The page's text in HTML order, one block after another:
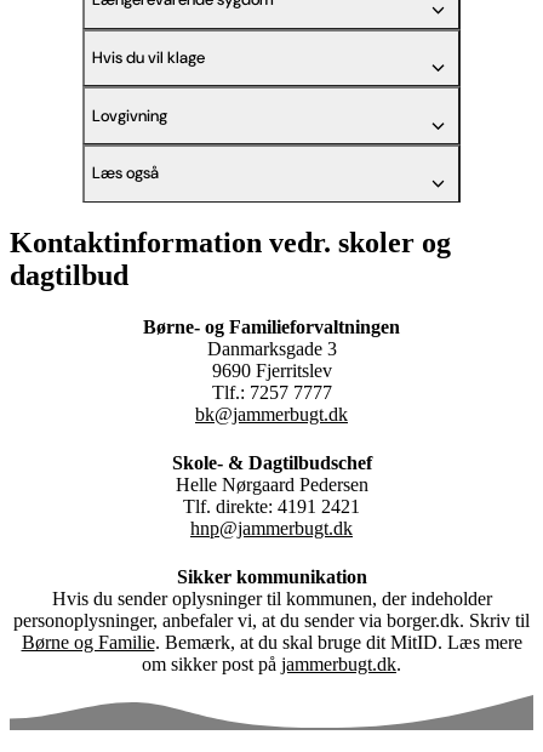
Hvis du vil klage
Lovgivning
Læs også
Kontaktinformation vedr. skoler og
dagtilbud
Børne- og Familieforvaltningen
Danmarksgade 3
9690 Fjerritslev
Tlf.: 7257 7777
bk@jammerbugt.dk
Skole- & Dagtilbudschef
Helle Nørgaard Pedersen
Tlf. direkte: 4191 2421
hnp@jammerbugt.dk
Sikker kommunikation
Hvis du sender oplysninger til kommunen, der indeholder
personoplysninger, anbefaler vi, at du sender via borger.dk. Skriv til
Børne og Familie. Bemærk, at du skal bruge dit MitID. Læs mere
om sikker post på jammerbugt.dk.